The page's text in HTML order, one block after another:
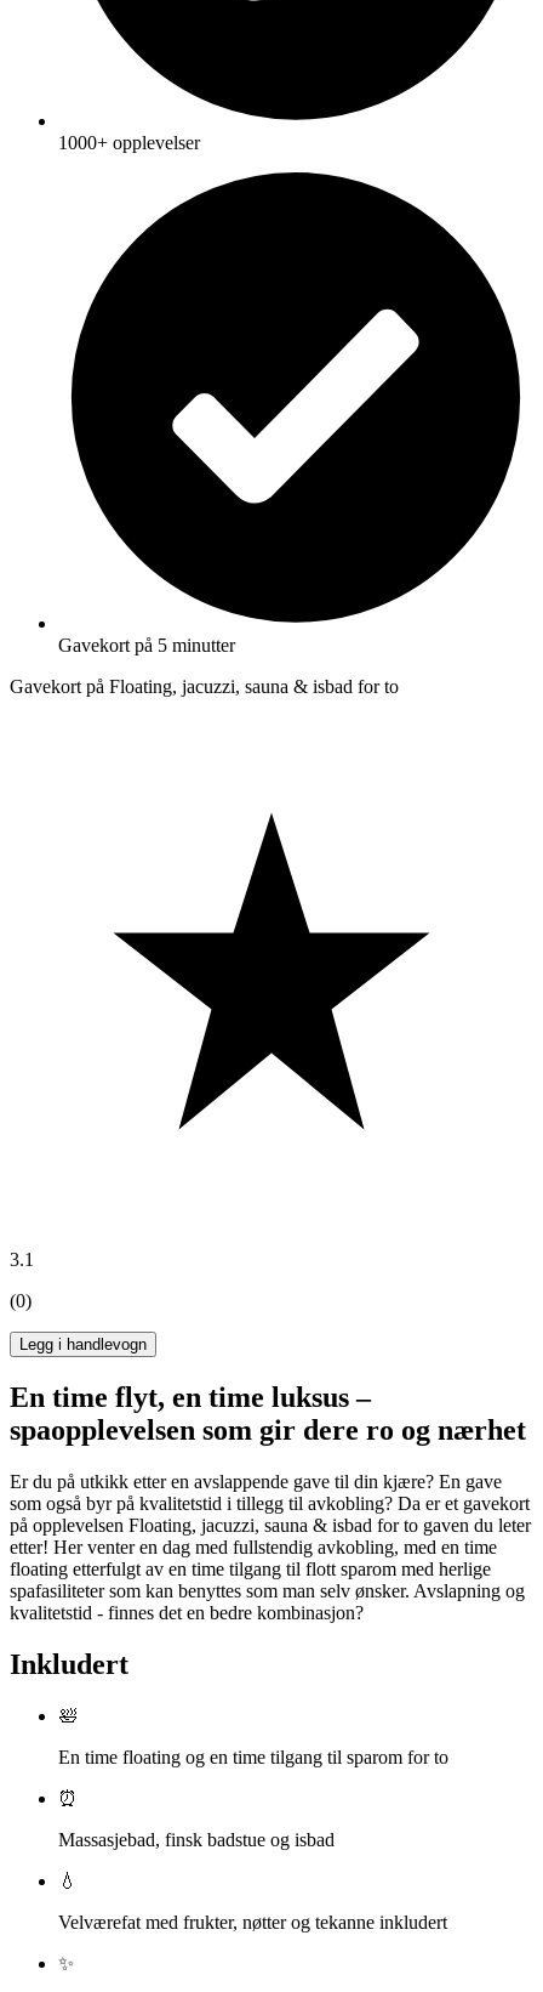
1000+ opplevelser
Gavekort på 5 minutter
Gavekort på Floating, jacuzzi, sauna & isbad for to
3.1
(0)
Legg i handlevogn
En time flyt, en time luksus –
spaopplevelsen som gir dere ro og nærhet
Er du på utkikk etter en avslappende gave til din kjære? En gave
som også byr på kvalitetstid i tillegg til avkobling? Da er et gavekort
på opplevelsen Floating, jacuzzi, sauna & isbad for to gaven du leter
etter! Her venter en dag med fullstendig avkobling, med en time
floating etterfulgt av en time tilgang til flott sparom med herlige
spafasiliteter som kan benyttes som man selv ønsker. Avslapning og
kvalitetstid - finnes det en bedre kombinasjon?
Inkludert
🛀
En time floating og en time tilgang til sparom for to
⏰
Massasjebad, finsk badstue og isbad
💧
Velværefat med frukter, nøtter og tekanne inkludert
✨